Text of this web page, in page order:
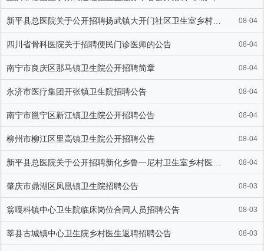
08-04
四川省骨科医院关于招聘便民门诊医师的公告 08-04
南宁市良庆区那马镇卫生院公开招聘简章 08-04
永济市医疗集团开张镇卫生院招聘公告 08-04
南宁市邕宁区新江镇卫生院公开招聘公告 08-04
柳州市柳江区里高镇卫生院公开招聘公告 08-04
08-04
肇庆市鼎湖区凤凰镇卫生院招聘公告 08-03
翁嘎科镇中心卫生院临床岗位合同人员招聘公告 08-03
莘县古城镇中心卫生院乡村医生返聘招聘公告 08-03